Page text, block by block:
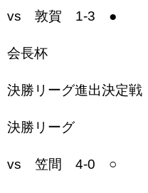
vs 敦賀 1-3 ●
会長杯
決勝リーグ進出決
決勝リーグ
vs 笠間 4-0 ○